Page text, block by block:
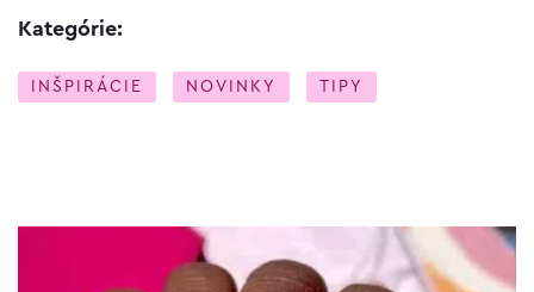
Kategórie:
INŠPIRÁCIE NOVINKY TIPY